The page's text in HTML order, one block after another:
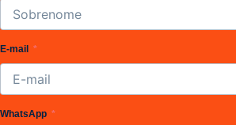
E-mail
WhatsApp